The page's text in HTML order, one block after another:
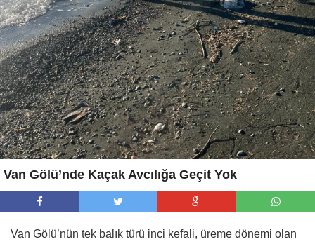
Van Gölü’nde Kaçak Avcılığa Geçit Yok
Van Gölü’nün tek balık türü inci kefali, üreme dönemi olan